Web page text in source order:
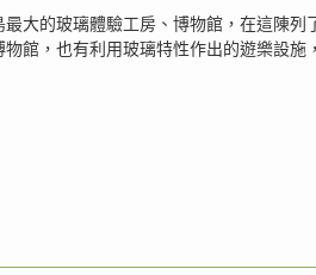
大的玻璃體驗工房、博物館，在這陳列
館，也有利用玻璃特性作出的遊樂設施，